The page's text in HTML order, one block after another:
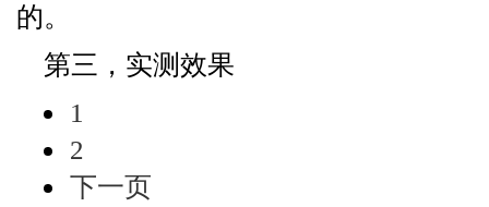
的。
第三，实测效果
1
2
下一页